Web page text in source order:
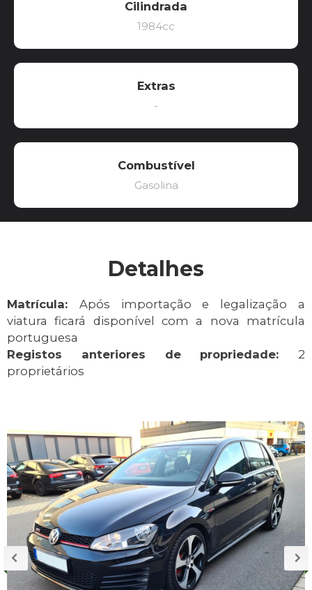
Cilindrada
1984cc
Extras
-
Combustível
Gasolina
Detalhes
Matrícula: Após importação e legalização a
viatura ficará disponível com a nova matrícula
portuguesa
Registos anteriores de propriedade: 2
proprietários